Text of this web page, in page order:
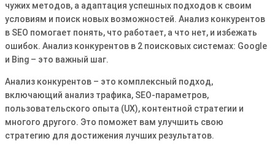
чужих методов, а адаптация успешных подходов к своим
условиям и поиск новых возможностей. Анализ конкурентов
в SEO помогает понять, что работает, а что нет, и избежать
ошибок. Анализ конкурентов в 2 поисковых системах: Google
и Bing – это важный шаг.
Анализ конкурентов – это комплексный подход,
включающий анализ трафика, SEO-параметров,
пользовательского опыта (UX), контентной стратегии и
многого другого. Это поможет вам улучшить свою
стратегию для достижения лучших результатов.